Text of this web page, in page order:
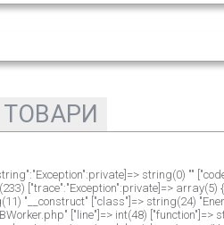
ТОВАРИ
string(0) ""
["trace":"Exception":private]=> array(5)
"__construct" ["class"]=> string(24)
["line"]=> int(48) ["function"]=>